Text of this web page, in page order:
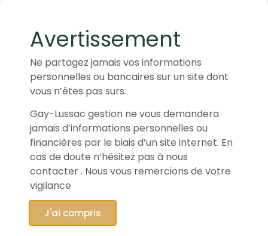
28/01/2026
Connaissez-vous EVS Broadcast
Avertissement
Ne partagez jamais vos informations
personnelles ou bancaires sur un site dont
vous n’êtes pas surs.
Gay-Lussac gestion ne vous demandera
jamais d’informations personnelles ou
financières par le biais d’un site internet. En
cas de doute n’hésitez pas à nous
contacter . Nous vous remercions de votre
vigilance
J'ai compris